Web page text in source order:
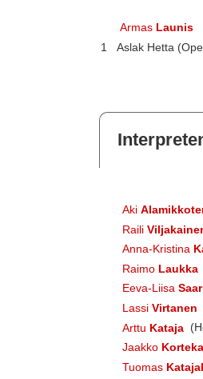
Armas Launis
1
Aslak Hetta
Aki
Raili
Anna-Kristina
Raimo Laukka
Eeva-Liisa
Lassi Virtanen
Arttu Kataja
Jaakko
Tuomas